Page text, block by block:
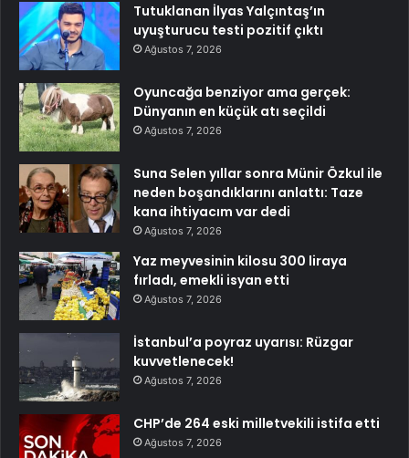
Tutuklanan İlyas Yalçıntaş’ın
uyuşturucu testi pozitif çıktı
Ağustos 7, 2026
Oyuncağa benziyor ama gerçek:
Dünyanın en küçük atı seçildi
Ağustos 7, 2026
Suna Selen yıllar sonra Münir Özkul ile
neden boşandıklarını anlattı: Taze
kana ihtiyacım var dedi
Ağustos 7, 2026
Yaz meyvesinin kilosu 300 liraya
fırladı, emekli isyan etti
Ağustos 7, 2026
İstanbul’a poyraz uyarısı: Rüzgar
kuvvetlenecek!
Ağustos 7, 2026
CHP’de 264 eski milletvekili istifa etti
Ağustos 7, 2026